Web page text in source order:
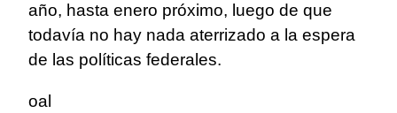
año, hasta enero próximo, luego de que
todavía no hay nada aterrizado a la espera
de las políticas federales.
oal